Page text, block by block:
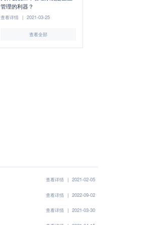
管理的利器？
查看详情 | 2021-03-25
查看全部
查看详情 | 2021-02-05
查看详情 | 2022-09-02
查看详情 | 2021-03-30